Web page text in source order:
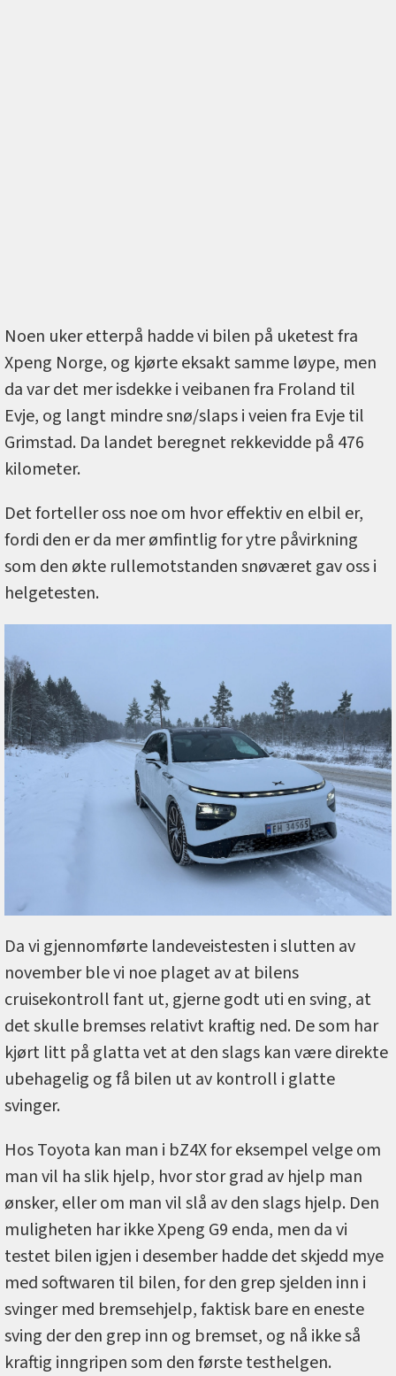
Noen uker etterpå hadde vi bilen på uketest fra
Xpeng Norge, og kjørte eksakt samme løype, men
da var det mer isdekke i veibanen fra Froland til
Evje, og langt mindre snø/slaps i veien fra Evje til
Grimstad. Da landet beregnet rekkevidde på 476
kilometer.
Det forteller oss noe om hvor effektiv en elbil er,
fordi den er da mer ømfintlig for ytre påvirkning
som den økte rullemotstanden snøværet gav oss i
helgetesten.
Da vi gjennomførte landeveistesten i slutten av
november ble vi noe plaget av at bilens
cruisekontroll fant ut, gjerne godt uti en sving, at
det skulle bremses relativt kraftig ned. De som har
kjørt litt på glatta vet at den slags kan være direkte
ubehagelig og få bilen ut av kontroll i glatte
svinger.
Hos Toyota kan man i bZ4X for eksempel velge om
man vil ha slik hjelp, hvor stor grad av hjelp man
ønsker, eller om man vil slå av den slags hjelp. Den
muligheten har ikke Xpeng G9 enda, men da vi
testet bilen igjen i desember hadde det skjedd mye
med softwaren til bilen, for den grep sjelden inn i
svinger med bremsehjelp, faktisk bare en eneste
sving der den grep inn og bremset, og nå ikke så
kraftig inngripen som den første testhelgen.